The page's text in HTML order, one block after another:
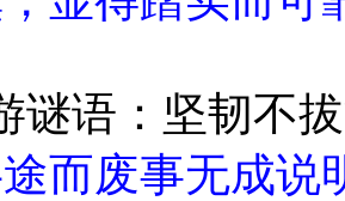
谜语：坚韧不
而废事无成说